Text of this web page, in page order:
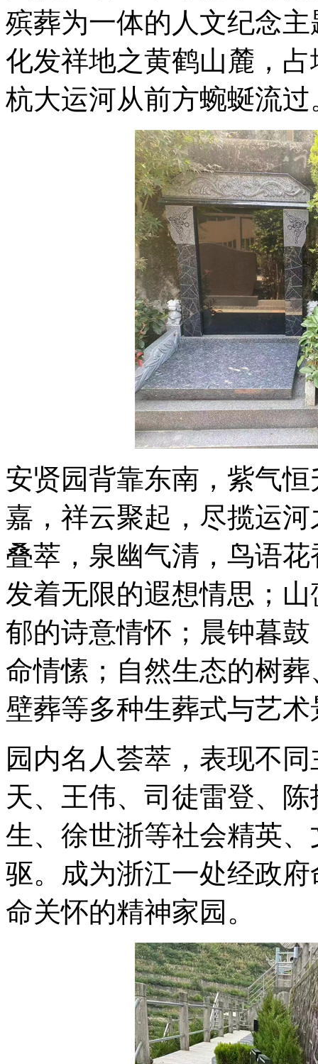
殡葬为一体的人文纪念
化发祥地之黄鹤山麓，
杭大运河从前方蜿蜒流过
安贤园背靠东南，紫气
嘉，祥云聚起，尽揽运
叠萃，泉幽气清，鸟语
发着无限的遐想情思；
郁的诗意情怀；晨钟暮
命情愫；自然生态的树
壁葬等多种生葬式与艺
园内名人荟萃，表现不
天、王伟、司徒雷登、
生、徐世浙等社会精英
驱。成为浙江一处经政
命关怀的精神家园。